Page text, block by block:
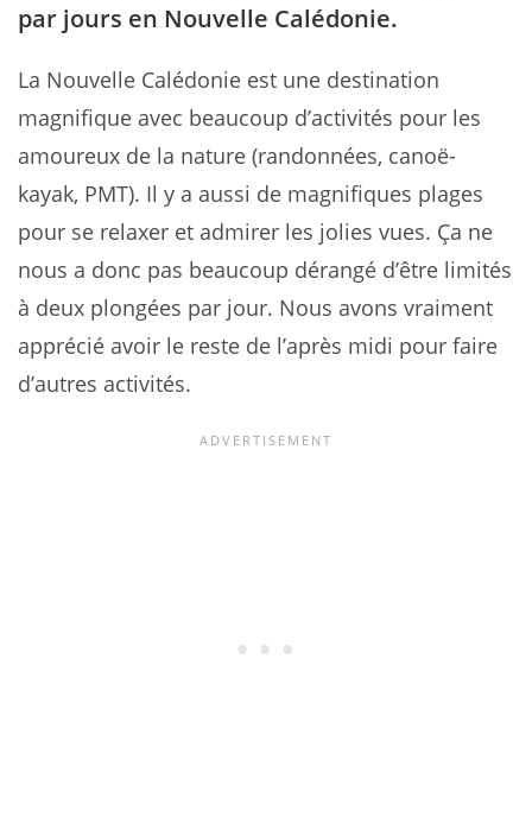
par jours en Nouvelle Calédonie.
La Nouvelle Calédonie est une destination
magnifique avec beaucoup d’activités pour les
amoureux de la nature (randonnées, canoë-
kayak, PMT). Il y a aussi de magnifiques plages
pour se relaxer et admirer les jolies vues. Ça ne
nous a donc pas beaucoup dérangé d’être limités
à deux plongées par jour. Nous avons vraiment
apprécié avoir le reste de l’après midi pour faire
d’autres activités.